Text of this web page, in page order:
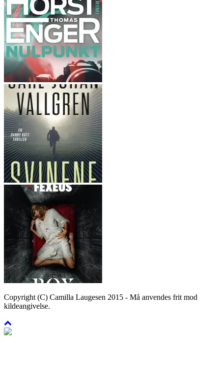
Copyright (C) Camilla Laugesen 2015 - Må anvendes frit mod
kildeangivelse.